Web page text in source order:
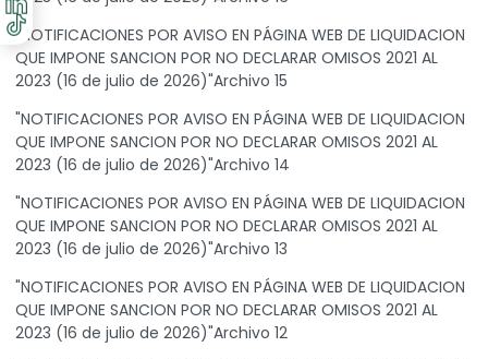
"NOTIFICACIONES POR AVISO EN PÁGINA WEB DE LIQUIDACION
QUE IMPONE SANCION POR NO DECLARAR OMISOS 2021 AL
2023 (16 de julio de 2026)"Archivo 15
"NOTIFICACIONES POR AVISO EN PÁGINA WEB DE LIQUIDACION
QUE IMPONE SANCION POR NO DECLARAR OMISOS 2021 AL
2023 (16 de julio de 2026)"Archivo 14
"NOTIFICACIONES POR AVISO EN PÁGINA WEB DE LIQUIDACION
QUE IMPONE SANCION POR NO DECLARAR OMISOS 2021 AL
2023 (16 de julio de 2026)"Archivo 13
"NOTIFICACIONES POR AVISO EN PÁGINA WEB DE LIQUIDACION
QUE IMPONE SANCION POR NO DECLARAR OMISOS 2021 AL
2023 (16 de julio de 2026)"Archivo 12